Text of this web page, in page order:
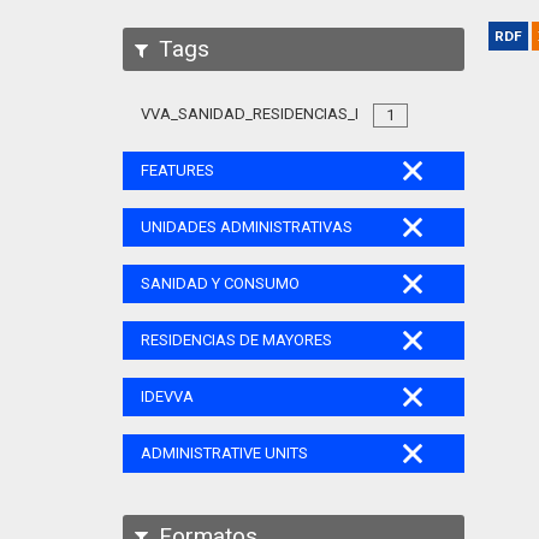
Tags
1
VVA_SANIDAD_RESIDENCIAS_MAYORES_105
FEATURES
UNIDADES ADMINISTRATIVAS
SANIDAD Y CONSUMO
RESIDENCIAS DE MAYORES
IDEVVA
ADMINISTRATIVE UNITS
RDF